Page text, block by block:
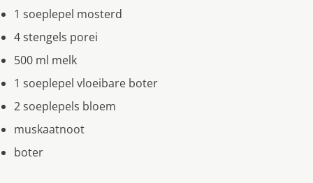
1 soeplepel mosterd
4 stengels porei
500 ml melk
1 soeplepel vloeibare boter
2 soeplepels bloem
muskaatnoot
boter